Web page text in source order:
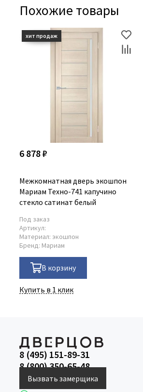
Похожие товары
6 878 ₽
Межкомнатная дверь экошпон
Мариам Техно-741 капучино
стекло сатинат белый
Под заказ
Артикул:
Материал: экошпон
Бренд: Мариам
В корзину
Купить в 1 клик
8 (495) 151-89-31
8 (800) 350-65-48
Вызвать замерщика